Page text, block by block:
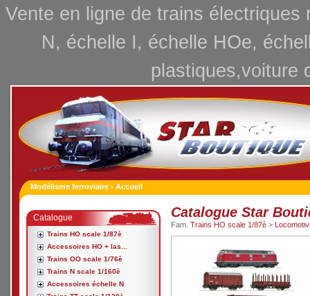
Vente en ligne de trains
N, échelle I, échelle HOe,
plastiques,voiture
Modélisme ferroviaire - Accueil
Catalogue
Trains HO scale 1/87è
Accessoires HO + las...
Trains OO scale 1/76è
Trains N scale 1/160è
Accessoires échelle N
Catalogue Star
Fam. Trains HO scale 1/87è >